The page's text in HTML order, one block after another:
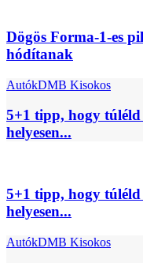
Dögös Forma-1-es
hódítanak
AutókDMB Kisokos
5+1 tipp, hogy
helyesen...
5+1 tipp, hogy
helyesen...
AutókDMB Kisokos